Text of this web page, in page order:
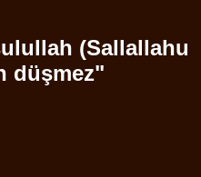
(Sallallahu
düşmez"